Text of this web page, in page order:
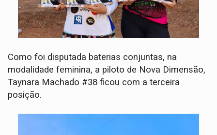
Como foi disputada baterias conjuntas, na
modalidade feminina, a piloto de Nova Dimensão,
Taynara Machado #38 ficou com a terceira
posição.